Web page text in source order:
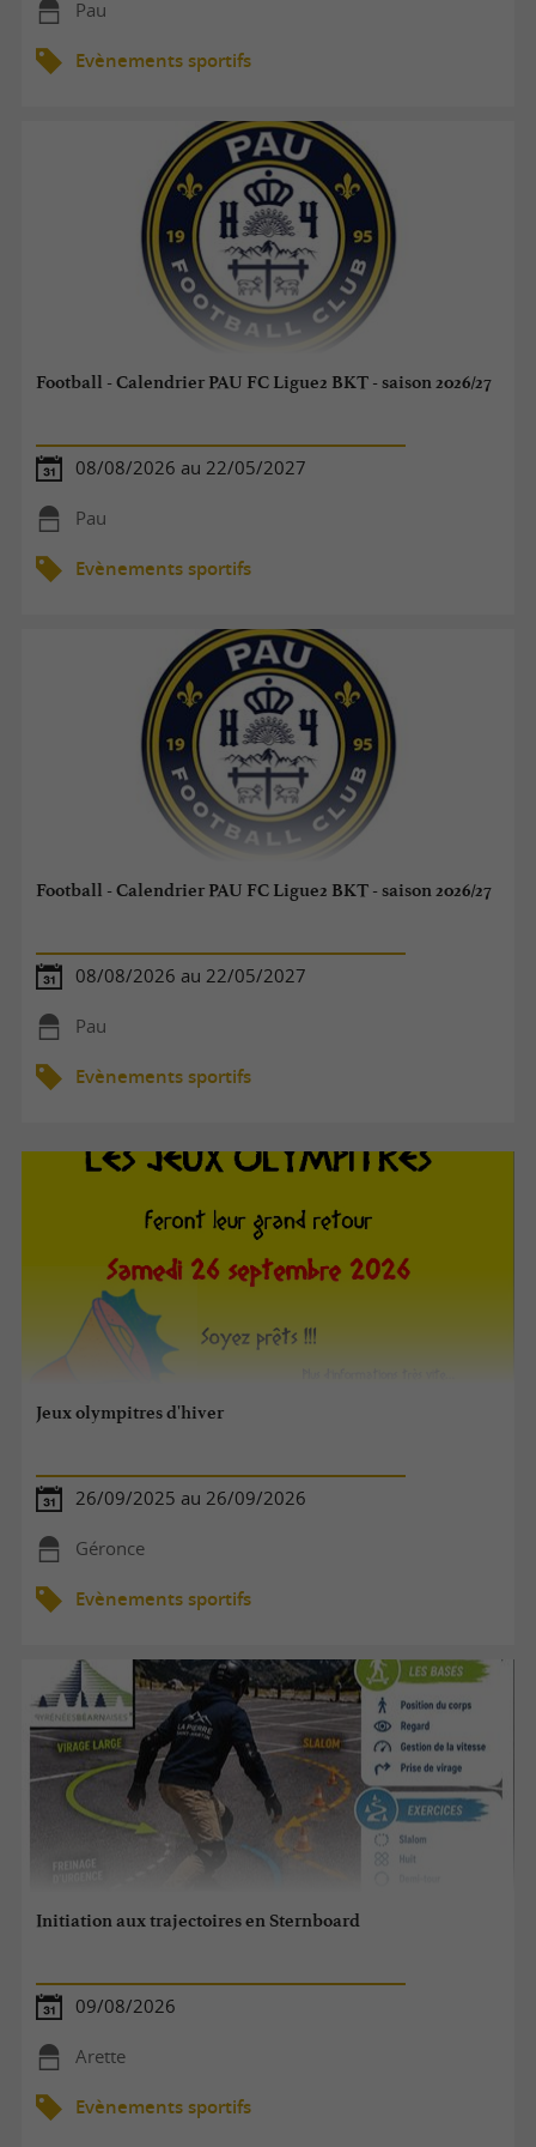
Pau
Evènements sportifs
Football - Calendrier PAU FC Ligue2 BKT - saison 2026/27
08/08/2026 au 22/05/2027
Pau
Evènements sportifs
Football - Calendrier PAU FC Ligue2 BKT - saison 2026/27
08/08/2026 au 22/05/2027
Pau
Evènements sportifs
Jeux olympitres d'hiver
26/09/2025 au 26/09/2026
Géronce
Evènements sportifs
Initiation aux trajectoires en Sternboard
09/08/2026
Arette
Evènements sportifs